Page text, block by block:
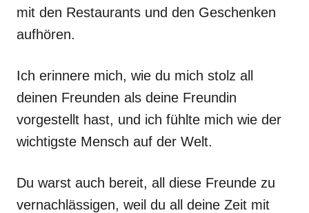
mit den Restaurants und den Geschenken
aufhören.
Ich erinnere mich, wie du mich stolz all
deinen Freunden als deine Freundin
vorgestellt hast, und ich fühlte mich wie der
wichtigste Mensch auf der Welt.
Du warst auch bereit, all diese Freunde zu
vernachlässigen, weil du all deine Zeit mit